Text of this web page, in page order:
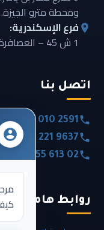
ومحطة مترو الجيزة.
فرع الإسكندرية:
1 ش 45 – العصافرة بحري أعلى النفق برج بانوراما.
اتصل بنا
101 010 2591
120 221 9637
0020 355 613 02
روابط هامة